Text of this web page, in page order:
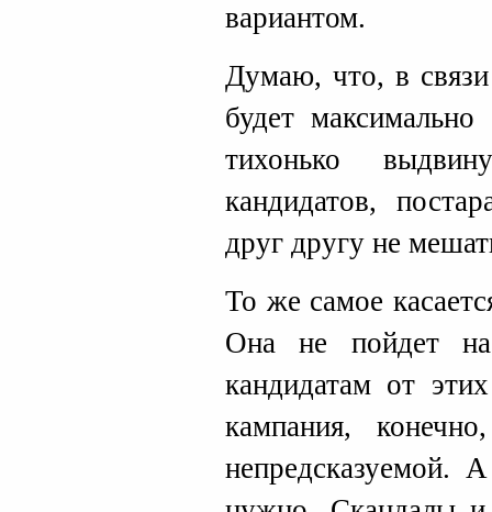
вариантом.
Думаю, что, в
будет
тихонько
кандидатов,
друг другу не
То же самое
Она не пойдет
кандидатам от
кампания,
непредсказуемой.